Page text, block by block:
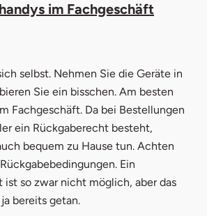
im Fachgeschäft
selbst. Nehmen Sie die Geräte in
Sie ein bisschen. Am besten
Fachgeschäft. Da bei Bestellungen
ein Rückgaberecht besteht,
bequem zu Hause tun. Achten
Ein
ist so zwar nicht möglich, aber das
bereits getan.